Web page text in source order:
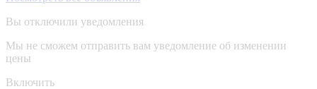
Вы отключили уведомления
Мы не сможем отправить вам уведомление об изменении
цены
Включить